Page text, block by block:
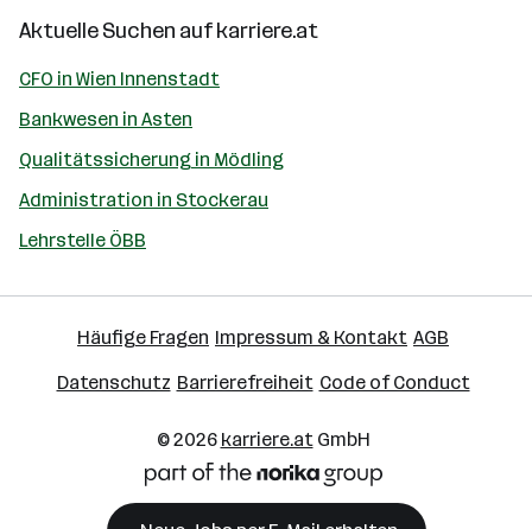
Aktuelle Suchen aufkarriere.at
CFO in Wien Innenstadt
Bankwesen in Asten
Qualitätssicherung in Mödling
Administration in Stockerau
Lehrstelle ÖBB
Häufige Fragen Impressum & Kontakt AGB
Datenschutz Barrierefreiheit Code of Conduct
© 2026 karriere.atGmbH